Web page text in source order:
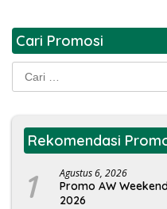
Cari Promosi
Cari
untuk:
Rekomendasi
1 Agustus 6, 2026
Promo AW
2026